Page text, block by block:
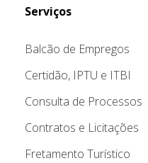
Serviços
Balcão de Empregos
Certidão, IPTU e ITBI
Consulta de Processos
Contratos e Licitações
Fretamento Turístico